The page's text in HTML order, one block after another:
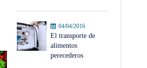
04/04/2016
El transporte de
alimentos
perecederos